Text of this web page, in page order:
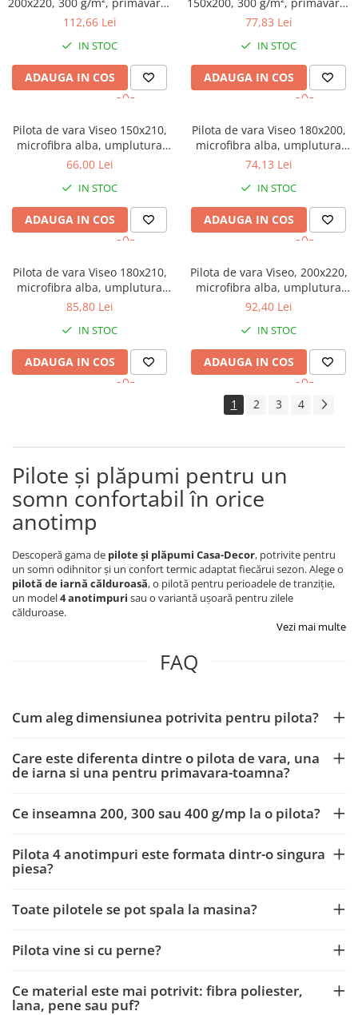
toamna
112,66 Lei
IN STOC
ADAUGA IN COS
toamna
77,83 Lei
IN STOC
ADAUGA IN COS
Pilota de vara Viseo 150x210,
microfibra alba, umplutura
200 gr/mp, vidata
66,00 Lei
IN STOC
ADAUGA IN COS
Pilota de vara Viseo 180x200,
microfibra alba, umplutura
200 gr/mp, vidata
74,13 Lei
IN STOC
ADAUGA IN COS
Pilota de vara Viseo 180x210,
microfibra alba, umplutura
200 gr/mp, vidata
85,80 Lei
IN STOC
ADAUGA IN COS
Pilota de vara Viseo, 200x220,
microfibra alba, umplutura
200 gr/mp, vidata
92,40 Lei
IN STOC
ADAUGA IN COS
1 2 3 4
Pilote și plăpumi pentru un
somn confortabil în orice
anotimp
Descoperă gama de pilote și plăpumi Casa-Decor, potrivite pentru
un somn odihnitor și un confort termic adaptat fiecărui sezon. Alege o
pilotă de iarnă călduroasă, o pilotă pentru perioadele de tranziție,
un model4 anotimpuri sau o variantă ușoară pentru zilele
călduroase.
Vezi mai multe
FAQ
Cum aleg dimensiunea potrivita pentru pilota?
Care este diferenta dintre o pilota de vara, una
de iarna si una pentru primavara-toamna?
Ce inseamna 200, 300 sau 400 g/mp la o pilota?
Pilota 4 anotimpuri este formata dintr-o singura
piesa?
Toate pilotele se pot spala la masina?
Pilota vine si cu perne?
Ce material este mai potrivit: fibra poliester,
lana, pene sau puf?